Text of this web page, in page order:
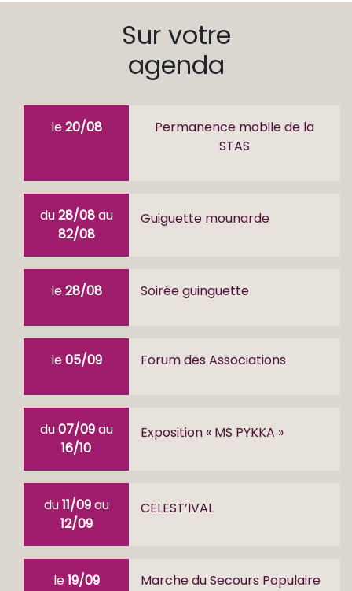
Sur votre
agenda
le20/08
Permanence mobile de la
STAS
du28/08au
82/08
Guiguette mounarde
le28/08 Soirée guinguette
le05/09 Forum des Associations
du07/09au
16/10
Exposition « MS PYKKA »
du11/09au
12/09
CELEST’IVAL
le19/09 Marche du Secours Populaire